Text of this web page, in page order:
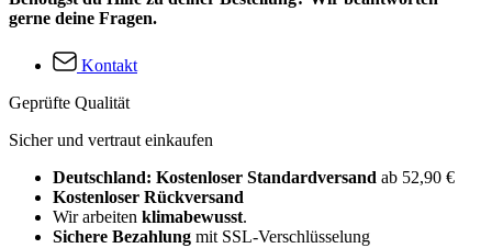
gerne deine Fragen.
Kontakt
Geprüfte Qualität
Sicher und vertraut einkaufen
Deutschland: Kostenloser Standardversand ab 52,90 €
Kostenloser Rückversand
Wir arbeiten klimabewusst.
Sichere Bezahlung mit SSL-Verschlüsselung